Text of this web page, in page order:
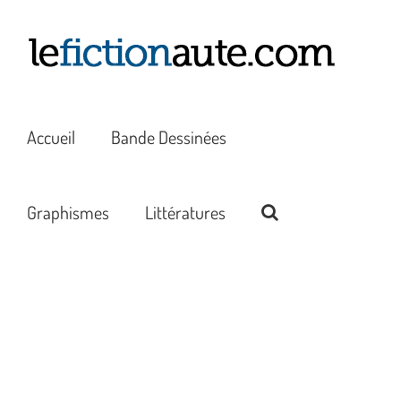
contenu
Accueil Bande Dessinées
Graphismes Littératures